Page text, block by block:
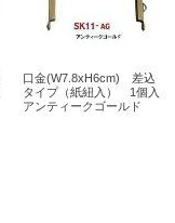
口金(W7.8xH6cm) 差込
タイプ（紙紐入） 1個入
アンティークゴールド